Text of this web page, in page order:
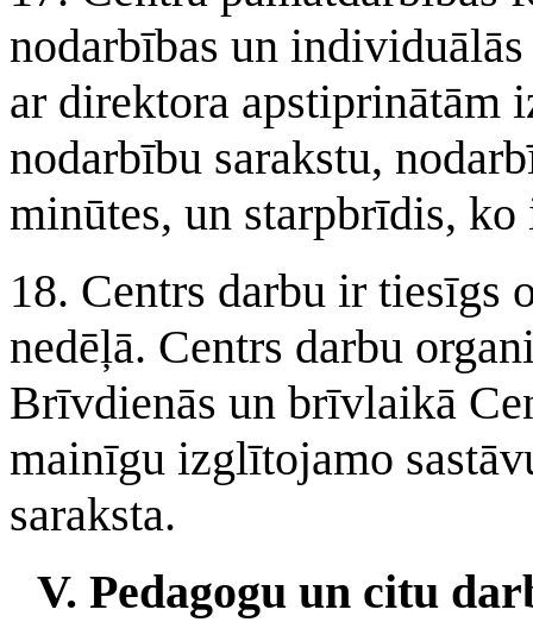
nodarbības un
ar direktora apstiprinātām
nodarbību sarakstu,
minūtes, un starpbrīdis,
18. Centrs darbu ir tiesīgs
nedēļā. Centrs darbu
Brīvdienās un brīvlaikā
mainīgu izglītojamo
saraksta.
V. Pedagogu un citu